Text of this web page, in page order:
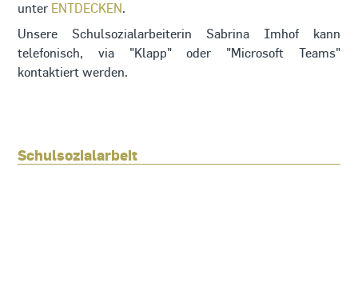
unter ENTDECKEN.
Unsere Schulsozialarbeiterin Sabrina Imhof kann
telefonisch, via "Klapp" oder "Microsoft Teams"
kontaktiert werden.
Schulsozialarbeit